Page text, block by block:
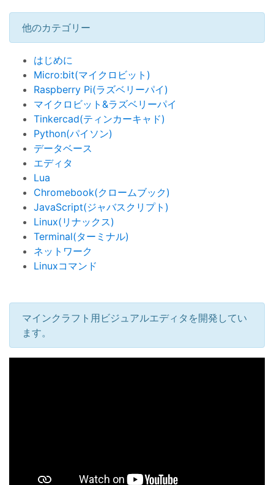
他のカテゴリー
はじめに
Micro:bit(マイクロビット)
Raspberry Pi(ラズベリーパイ)
マイクロビット&ラズベリーパイ
Tinkercad(ティンカーキャド)
Python(パイソン)
データベース
エディタ
Lua
Chromebook(クロームブック)
JavaScript(ジャバスクリプト)
Linux(リナックス)
Terminal(ターミナル)
ネットワーク
Linuxコマンド
マインクラフト用ビジュアルエディタを開発してい
ます。